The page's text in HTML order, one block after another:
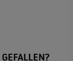
GEFALLEN?